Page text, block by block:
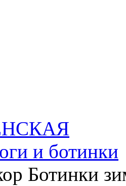
и ботинки
Ботинки